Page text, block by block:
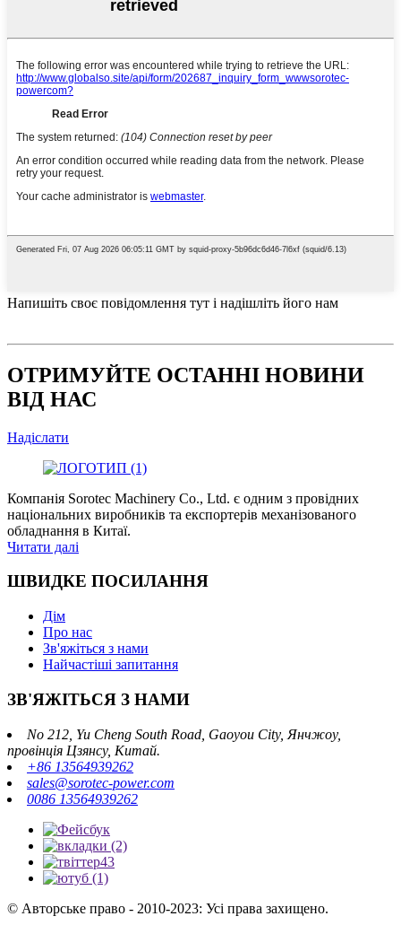
Напишіть своє повідомлення тут і надішліть його нам
ОТРИМУЙТЕ ОСТАННІ НОВИНИ
ВІД НАС
Надіслати
Компанія Sorotec Machinery Co., Ltd. є одним з провідних
національних виробників та експортерів механізованого
обладнання в Китаї.
Читати далі
ШВИДКЕ ПОСИЛАННЯ
Дім
Про нас
Зв'яжіться з нами
Найчастіші запитання
ЗВ'ЯЖІТЬСЯ З НАМИ
No 212, Yu Cheng South Road, Gaoyou City, Янчжоу,
провінція Цзянсу, Китай.
+86 13564939262
sales@sorotec-power.com
0086 13564939262
© Авторське право - 2010-2023: Усі права захищено.